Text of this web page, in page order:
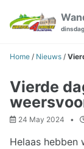
navigation
Home / Nieuws /
Vierde
24 May 2024
Helaas hebben